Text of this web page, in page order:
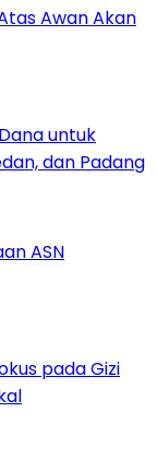
Awan Akan
untuk
dan Padang
ASN
pada Gizi